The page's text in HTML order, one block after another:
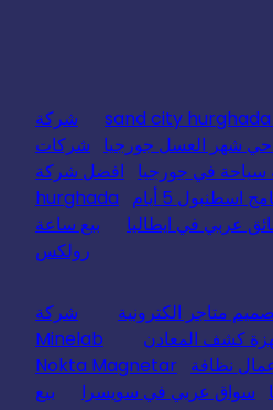
sand city
شركة
شهر العسل جورجيا
شركات
في جورجيا
افضل شركة
اسطنبول 5 أيام
hurghada
عربي في ايطاليا
بيع ساعة
رولكس
متاجر الكترونية
شركة
كشف المعادن
Minelab
نظافة Nokta Magnetar
سواق عربي في سويسرا
بيع